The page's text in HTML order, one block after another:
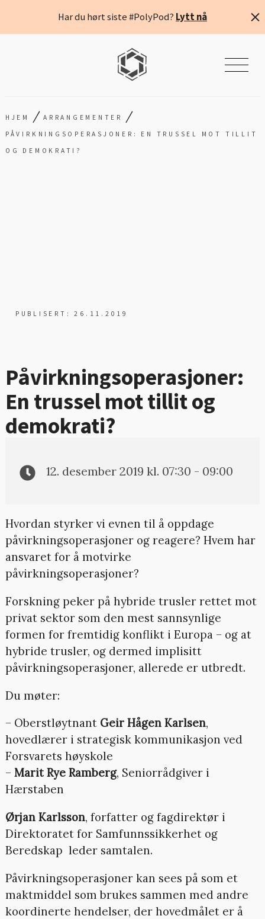
Har du hørt siste #PolyPod? Lytt nå
HJEM /ARRANGEMENTER /
PÅVIRKNINGSOPERASJONER: EN TRUSSEL MOT TILLIT
OG DEMOKRATI?
PUBLISERT: 26.11.2019
Påvirkningsoperasjoner:
En trussel mot tillit og
demokrati?
12. desember 2019 kl. 07:30 - 09:00
Hvordan styrker vi evnen til å oppdage
påvirkningsoperasjoner og reagere? Hvem har
ansvaret for å motvirke
påvirkningsoperasjoner?
Forskning peker på hybride trusler rettet mot
privat sektor som den mest sannsynlige
formen for fremtidig konflikt i Europa – og at
hybride trusler, og dermed implisitt
påvirkningsoperasjoner, allerede er utbredt.
Du møter:
– Oberstløytnant Geir Hågen Karlsen,
hovedlærer i strategisk kommunikasjon ved
Forsvarets høyskole
– Marit Rye Ramberg, Seniorrådgiver i
Hærstaben
Ørjan Karlsson, forfatter og fagdirektør i
Direktoratet for Samfunnssikkerhet og
Beredskap leder samtalen.
Påvirkningsoperasjoner kan sees på som et
maktmiddel som brukes sammen med andre
koordinerte hendelser, der hovedmålet er å